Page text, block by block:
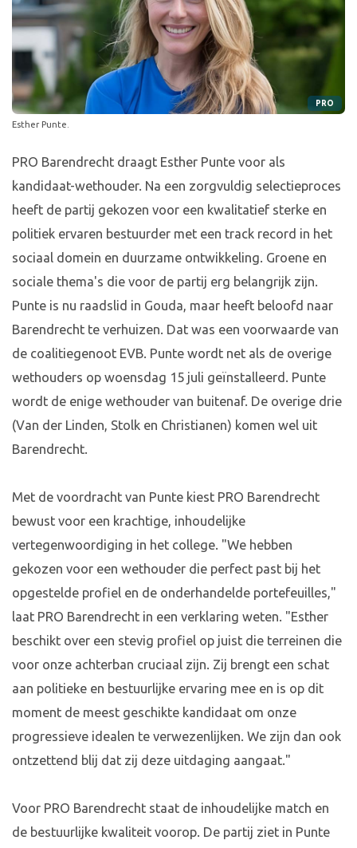
PRO
Esther Punte.
PRO Barendrecht draagt Esther Punte voor als
kandidaat-wethouder. Na een zorgvuldig selectieproces
heeft de partij gekozen voor een kwalitatief sterke en
politiek ervaren bestuurder met een track record in het
sociaal domein en duurzame ontwikkeling. Groene en
sociale thema's die voor de partij erg belangrijk zijn.
Punte is nu raadslid in Gouda, maar heeft beloofd naar
Barendrecht te verhuizen. Dat was een voorwaarde van
de coalitiegenoot EVB. Punte wordt net als de overige
wethouders op woensdag 15 juli geïnstalleerd. Punte
wordt de enige wethouder van buitenaf. De overige drie
(Van der Linden, Stolk en Christianen) komen wel uit
Barendrecht.
Met de voordracht van Punte kiest PRO Barendrecht
bewust voor een krachtige, inhoudelijke
vertegenwoordiging in het college. "We hebben
gekozen voor een wethouder die perfect past bij het
opgestelde profiel en de onderhandelde portefeuilles,"
laat PRO Barendrecht in een verklaring weten. "Esther
beschikt over een stevig profiel op juist die terreinen die
voor onze achterban cruciaal zijn. Zij brengt een schat
aan politieke en bestuurlijke ervaring mee en is op dit
moment de meest geschikte kandidaat om onze
progressieve idealen te verwezenlijken. We zijn dan ook
ontzettend blij dat zij deze uitdaging aangaat."
Voor PRO Barendrecht staat de inhoudelijke match en
de bestuurlijke kwaliteit voorop. De partij ziet in Punte